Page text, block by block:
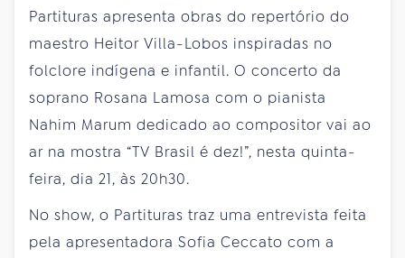
Partituras apresenta obras do repertório do
maestro Heitor Villa-Lobos inspiradas no
folclore indígena e infantil. O concerto da
soprano Rosana Lamosa com o pianista
Nahim Marum dedicado ao compositor vai ao
ar na mostra “TV Brasil é dez!”, nesta quinta-
feira, dia 21, às 20h30.
No show, o Partituras traz uma entrevista feita
pela apresentadora Sofia Ceccato com a